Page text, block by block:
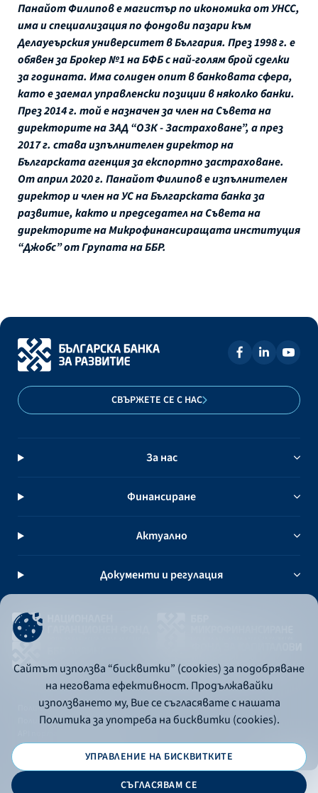
Панайот Филипов е магистър по икономика от УНСС,
има и специализация по фондови пазари към
Делауеърския университет в България. През 1998 г. е
обявен за Брокер №1 на БФБ с най-голям брой сделки
за годината. Има солиден опит в банковата сфера,
като е заемал управленски позиции в няколко банки.
През 2014 г. той е назначен за член на Съвета на
директорите на ЗАД “ОЗК - Застраховане”, а през
2017 г. става изпълнителен директор на
Българската агенция за експортно застраховане.
От април 2020 г. Панайот Филипов е изпълнителен
директор и член на УС на Българската банка за
развитие, както и председател на Съвета на
директорите на Микрофинансиращата институция
“Джобс” от Групата на ББР.
СВЪРЖЕТЕ СЕ С НАС
За нас
Финансиране
Актуално
Документи и регулация
Политика за употреба на бисквитки
Политика за поверителност
© 2026 - Българска банка за развитие
Сайтът използва “бисквитки” (cookies) за подобряване
на неговата ефективност. Продължавайки
използването му, Вие се съгласявате с нашата
Политика за употреба на бисквитки (cookies).
УПРАВЛЕНИЕ НА БИСКВИТКИТЕ
СЪГЛАСЯВАМ СЕ